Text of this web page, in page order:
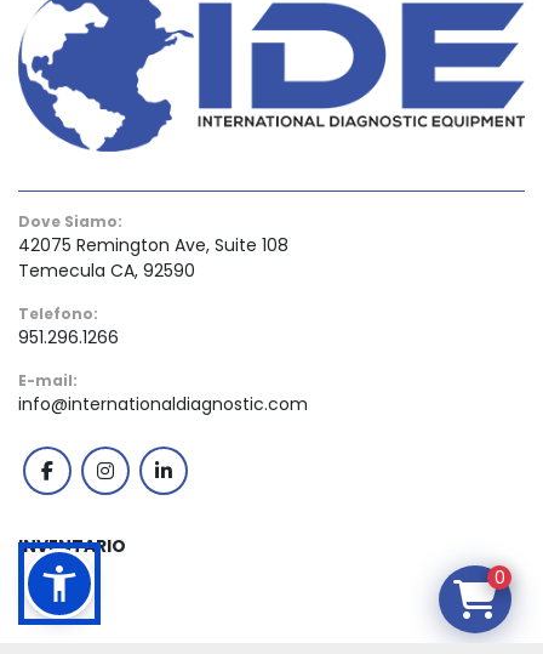
Dove Siamo:
42075 Remington Ave, Suite 108
Temecula CA, 92590
Telefono:
951.296.1266
E-mail:
info@internationaldiagnostic.com
facebookinstagramlinkedin
INVENTARIO
0